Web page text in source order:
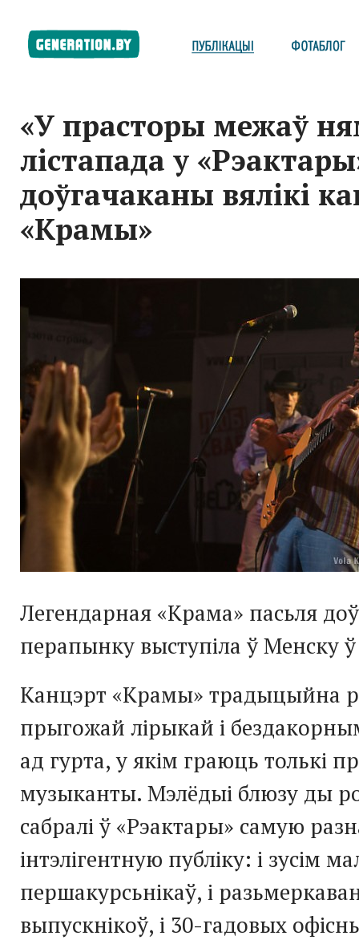
«У прасторы межаў
лістапада у
доўгачаканы вялікі
«Крамы»
Легендарная «Крама» пасьля
перапынку выступіла ў Менску
Канцэрт «Крамы» традыцыйна
прыгожай лірыкай і
ад гурта, у якім граюць толькі
музыканты. Мэлёдыі блюзу ды
сабралі ў «Рэактары» самую
інтэлігентную публіку: і зусім
першакурсьнікаў, і
выпускнікоў, і 30-гадовых